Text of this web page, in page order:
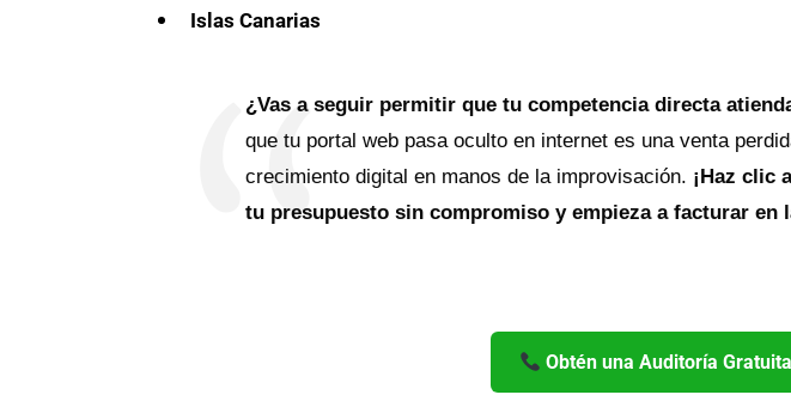
Islas Canarias
¿Vas a seguir permitir que tu competencia directa
que tu portal web pasa oculto en internet es una venta
crecimiento digital en manos de la improvisación. ¡Haz clic
tu presupuesto sin compromiso y empieza a facturar en
Obtén una Auditoría Gratuita